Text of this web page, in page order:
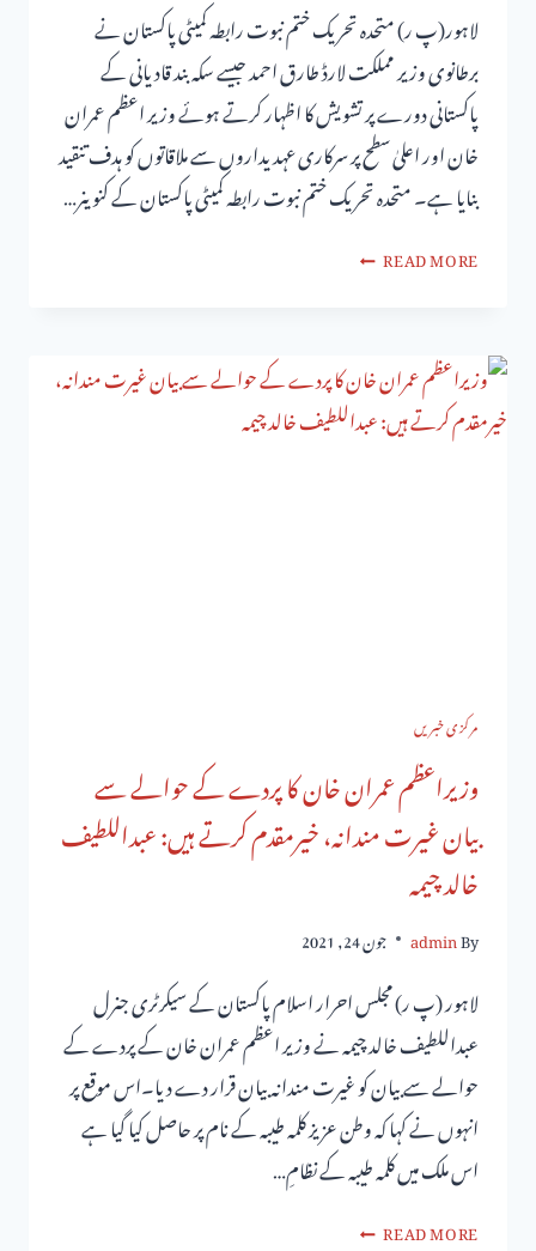
لاہور(پ ر) متحدہ تحریک ختم نبوت رابطہ کمیٹی پاکستان نے
برطانوی وزیر مملکت لارڈ طارق احمد جیسے سکہ بند قادیانی کے
پاکستانی دورے پر تشویش کا اظہار کرتے ہوئے وزیر اعظم عمران
خان اور اعلیٰ سطح پر سرکاری عہدیداروں سے ملاقاتوں کو ہدف تنقید
بنایا ہے۔ متحدہ تحریک ختم نبوت رابطہ کمیٹی پاکستان کے کنوینر…
READ MORE
مرکزی خبریں
وزیراعظم عمران خان کا پردے کے حوالے سے
بیان غیرت مندانہ، خیرمقدم کرتے ہیں: عبداللطیف
خالد چیمہ
By
admin جون 24, 2021
لاہور (پ ر) مجلس احرار اسلام پاکستان کے سیکرٹری جنرل
عبداللطیف خالد چیمہ نے وزیر اعظم عمران خان کے پردے کے
حوالے سے بیان کو غیرت مندانہ بیان قرار دے دیا۔اس موقع پر
انہوں نے کہا کہ وطن عزیز کلمہ طیبہ کے نام پر حاصل کیا گیا ہے
اس ملک میں کلمہ طیبہ کے نظامِ…
READ MORE